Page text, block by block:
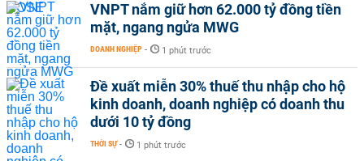
VNPT nắm giữ hơn 62.000 tỷ đồng tiền
mặt, ngang ngửa MWG
DOANH NGHIỆP - 1 phút trước
Đề xuất miễn 30% thuế thu nhập cho hộ
kinh doanh, doanh nghiệp có doanh thu
dưới 10 tỷ đồng
THỜI SỰ - 1 phút trước